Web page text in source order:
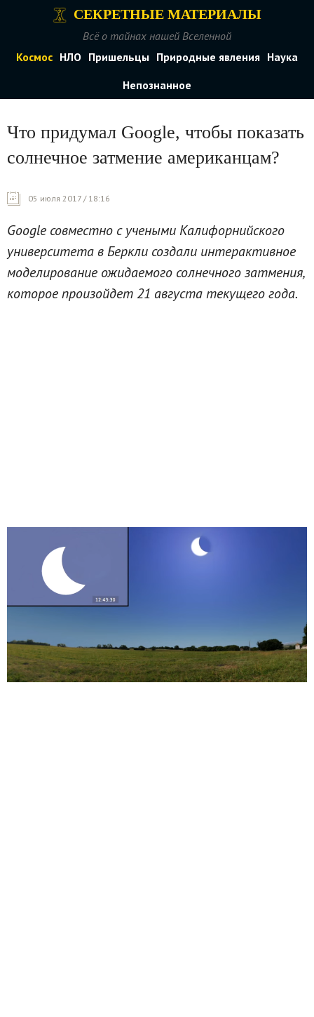
СЕКРЕТНЫЕ МАТЕРИАЛЫ
Всё о тайнах нашей Вселенной
Космос НЛО Пришельцы Природные явления Наука
Непознанное
Что придумал Google, чтобы показать
солнечное затмение американцам?
05 июля 2017 / 18:16
Google совместно с учеными Калифорнийского
университета в Беркли создали интерактивное
моделирование ожидаемого солнечного затмения,
которое произойдет 21 августа текущего года.